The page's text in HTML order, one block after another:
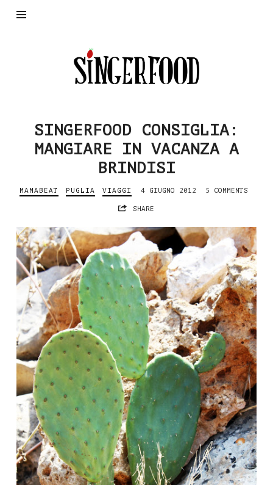
SingerFood
SINGERFOOD CONSIGLIA:
MANGIARE IN VACANZA A
BRINDISI
MAMABEAT PUGLIA VIAGGI 4 GIUGNO 2012 5 COMMENTS
SHARE